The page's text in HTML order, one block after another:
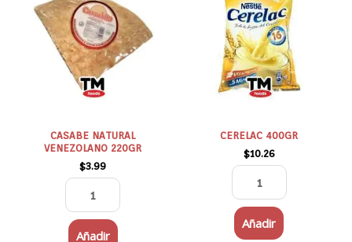
CASABE NATURAL
VENEZOLANO 220GR
$3.99
VENEZOLANO
220GR
cantidad
Añadir
CERELAC 400GR
$10.26
cantidad
Añadir